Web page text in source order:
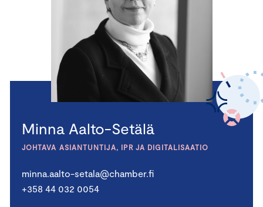
Minna Aalto-Setälä
JOHTAVA ASIANTUNTIJA, IPR JA DIGITALISAATIO
minna.aalto-setala@chamber.fi
+358 44 032 0054